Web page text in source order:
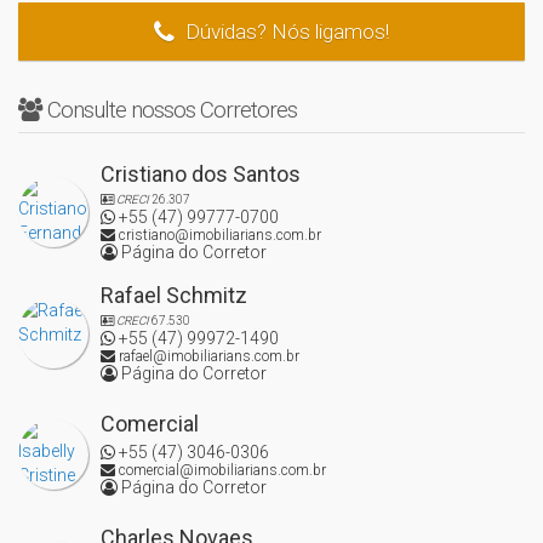
Nos chame pelo ícone do WhatsApp para marcarmos uma visita!
disponíveis para você!
Dúvidas? Nós ligamos!
Consulte nossos Corretores
Cristiano dos Santos
CRECI26.307
+55 (47) 99777-0700
cristiano@imobiliarians.com.br
Página do Corretor
Rafael Schmitz
CRECI67.530
+55 (47) 99972-1490
rafael@imobiliarians.com.br
Página do Corretor
Comercial
+55 (47) 3046-0306
comercial@imobiliarians.com.br
Página do Corretor